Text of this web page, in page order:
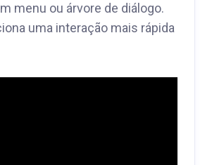
menu ou árvore de diálogo.
uma interação mais rápida